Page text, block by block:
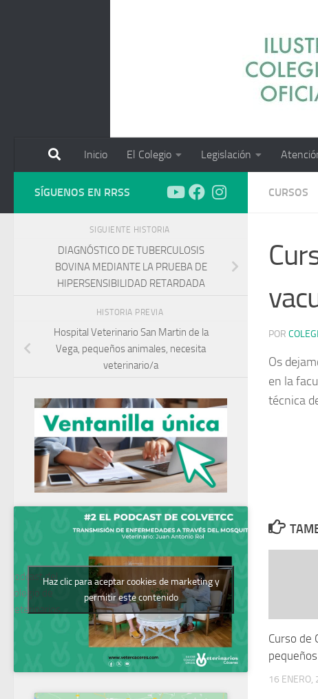
Inicio El Colegio Legislación
CURSOS
POR
Os
en la
técnica
Curso de
16 ENERO,
SÍGUENOS EN RRSS
SIGUIENTE HISTORIA
DIAGNÓSTICO DE TUBERCULOSIS
BOVINA MEDIANTE LA PRUEBA DE
HIPERSENSIBILIDAD RETARDADA
HISTORIA PREVIA
Hospital Veterinario San Martin de la
Vega, pequeños animales, necesita
veterinario/a
Podcast del
Colegio de
Veterinarios
Haz clic para aceptar cookies de marketing y
permitir este contenido